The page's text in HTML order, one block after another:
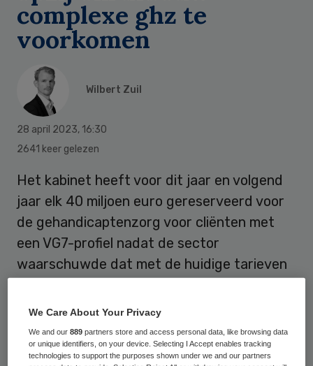
complexe ghz te
voorkomen
Wilbert Zuil
28 april 2023, 16:30
2641 keer gelezen
Het kabinet heeft voor dit jaar en volgend
jaar elk 40 miljoen euro gereserveerd voor
de gehandicaptenzorg voor cliënten met
een VG7-profiel nadat de sector
waarschuwde dat met de huidige tarieven
is. Branchevereniging VGN had eerder
gevraagdom een bedrag van 80 miljoen.
We Care About Your Privacy
We and our889 partners store and access personal data, like browsing data
or unique identifiers, on your device. Selecting I Accept enables tracking
technologies to support the purposes shown under we and our partners